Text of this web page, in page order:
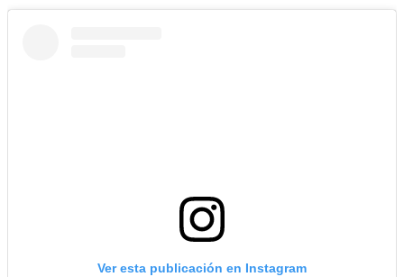
Ver esta publicación en Instagram